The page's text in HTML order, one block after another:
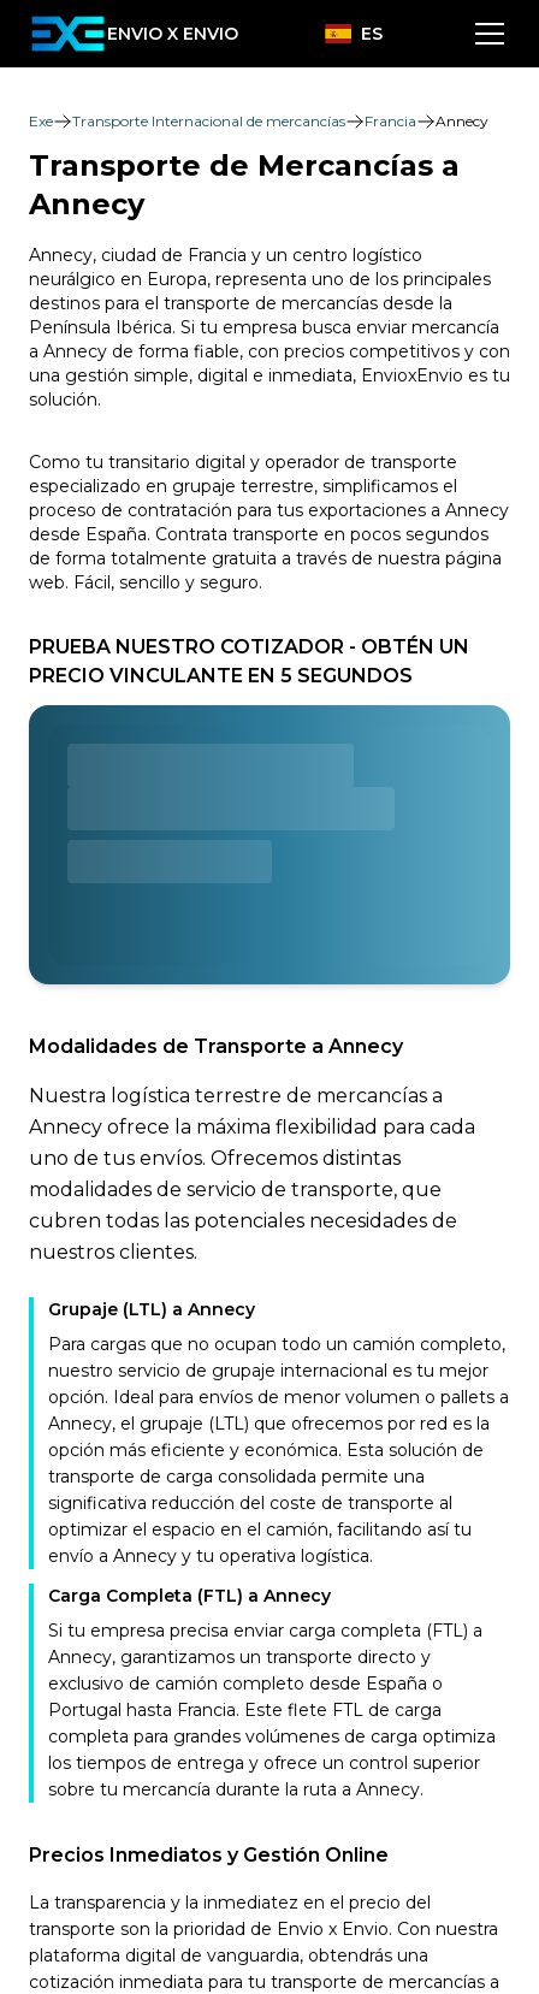
ENVIO X ENVIO ES
Exe Transporte Internacional de mercancías Francia Annecy
Transporte de Mercancías a
Annecy
Annecy, ciudad de Francia y un centro logístico
neurálgico en Europa, representa uno de los principales
destinos para el transporte de mercancías desde la
Península Ibérica. Si tu empresa busca enviar mercancía
a Annecy de forma fiable, con precios competitivos y con
una gestión simple, digital e inmediata, EnvioxEnvio es tu
solución.
Como tu transitario digital y operador de transporte
especializado en grupaje terrestre, simplificamos el
proceso de contratación para tus exportaciones a Annecy
desde España. Contrata transporte en pocos segundos
de forma totalmente gratuita a través de nuestra página
web. Fácil, sencillo y seguro.
PRUEBA NUESTRO COTIZADOR - OBTÉN UN
PRECIO VINCULANTE EN 5 SEGUNDOS
Modalidades de Transporte a Annecy
Nuestra logística terrestre de mercancías a
Annecy ofrece la máxima flexibilidad para cada
uno de tus envíos. Ofrecemos distintas
modalidades de servicio de transporte, que
cubren todas las potenciales necesidades de
nuestros clientes.
Grupaje (LTL) a Annecy
Para cargas que no ocupan todo un camión completo,
nuestro servicio de grupaje internacional es tu mejor
opción. Ideal para envíos de menor volumen o pallets a
Annecy, el grupaje (LTL) que ofrecemos por red es la
opción más eficiente y económica. Esta solución de
transporte de carga consolidada permite una
significativa reducción del coste de transporte al
optimizar el espacio en el camión, facilitando así tu
envío a Annecy y tu operativa logística.
Carga Completa (FTL) a Annecy
Si tu empresa precisa enviar carga completa (FTL) a
Annecy, garantizamos un transporte directo y
exclusivo de camión completo desde España o
Portugal hasta Francia. Este flete FTL de carga
completa para grandes volúmenes de carga optimiza
los tiempos de entrega y ofrece un control superior
sobre tu mercancía durante la ruta a Annecy.
Precios Inmediatos y Gestión Online
La transparencia y la inmediatez en el precio del
transporte son la prioridad de Envio x Envio. Con nuestra
plataforma digital de vanguardia, obtendrás una
cotización inmediata para tu transporte de mercancías a